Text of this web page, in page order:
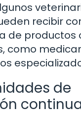
recibir
de productos
como
de